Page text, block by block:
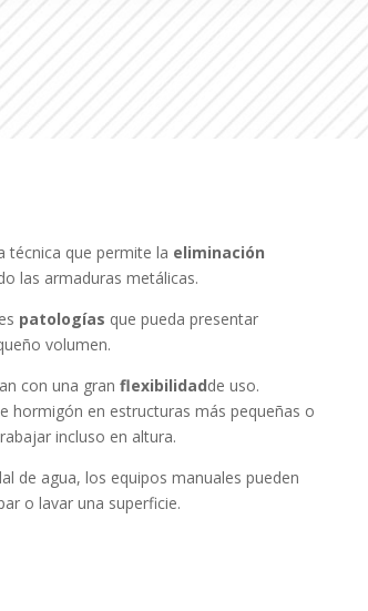
técnica que permite la eliminación
las armaduras metálicas.
patologías que pueda presentar
volumen.
con una gran flexibilidadde uso.
hormigón en estructuras más pequeñas o
incluso en altura.
de agua, los equipos manuales pueden
o lavar una superficie.